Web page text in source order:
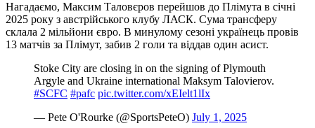
Нагадаємо, Максим Таловєров перейшов до Плімута в січні
2025 року з австрійського клубу ЛАСК. Сума трансферу
склала 2 мільйони євро. В минулому сезоні українець провів
13 матчів за Плімут, забив 2 голи та віддав один асист.
Stoke City are closing in on the signing of Plymouth
Argyle and Ukraine international Maksym Talovierov.
#SCFC #pafc pic.twitter.com/xEIelt1lIx
— Pete O'Rourke (@SportsPeteO) July 1, 2025